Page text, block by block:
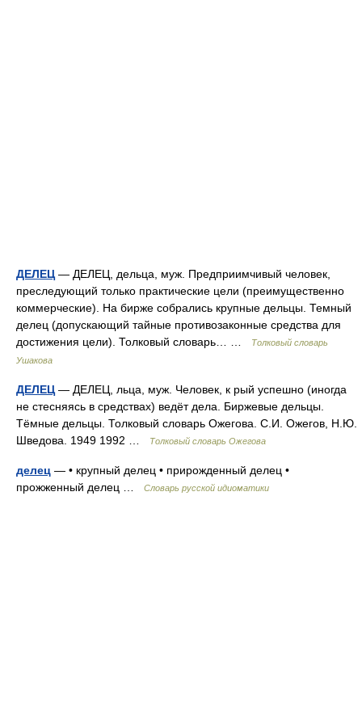
ДЕЛЕЦ — ДЕЛЕЦ, дельца, муж. Предприимчивый человек,
преследующий только практические цели (преимущественно
коммерческие). На бирже собрались крупные дельцы. Темный
делец (допускающий тайные противозаконные средства для
достижения цели). Толковый словарь… …
Толковый словарь
Ушакова
ДЕЛЕЦ — ДЕЛЕЦ, льца, муж. Человек, к рый успешно (иногда
не стесняясь в средствах) ведёт дела. Биржевые дельцы.
Тёмные дельцы. Толковый словарь Ожегова. С.И. Ожегов, Н.Ю.
Шведова. 1949 1992 …
Толковый словарь Ожегова
делец — • крупный делец • прирожденный делец •
прожженный делец …
Словарь русской идиоматики